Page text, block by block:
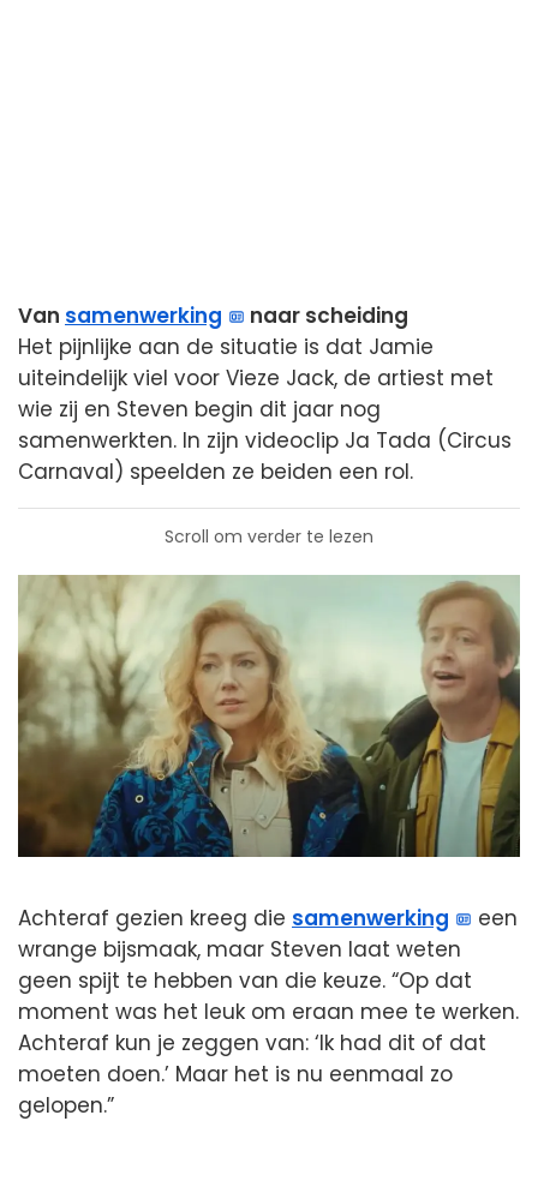
Van samenwerking
naar scheiding
Het pijnlijke aan de situatie is dat Jamie
uiteindelijk viel voor Vieze Jack, de artiest met
wie zij en Steven begin dit jaar nog
samenwerkten. In zijn videoclip Ja Tada (Circus
Carnaval) speelden ze beiden een rol.
Scroll om verder te lezen
Achteraf gezien kreeg die samenwerking
een
wrange bijsmaak, maar Steven laat weten
geen spijt te hebben van die keuze. “Op dat
moment was het leuk om eraan mee te werken.
Achteraf kun je zeggen van: ‘Ik had dit of dat
moeten doen.’ Maar het is nu eenmaal zo
gelopen.”